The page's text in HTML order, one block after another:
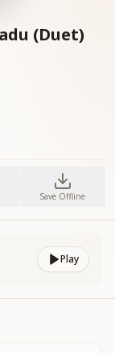
(Duet)
Save Offline
Play